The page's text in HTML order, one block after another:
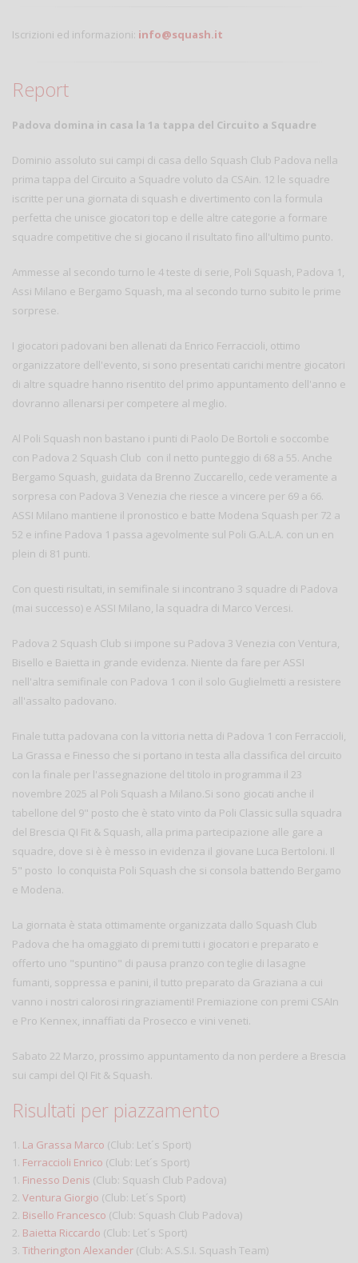
Iscrizioni ed informazioni: info@squash.it
Report
Padova domina in casa la 1a tappa del Circuito a Squadre
Dominio assoluto sui campi di casa dello Squash Club Padova nella
prima tappa del Circuito a Squadre voluto da CSAin. 12 le squadre
iscritte per una giornata di squash e divertimento con la formula
perfetta che unisce giocatori top e delle altre categorie a formare
squadre competitive che si giocano il risultato fino all'ultimo punto.
Ammesse al secondo turno le 4 teste di serie, Poli Squash, Padova 1,
Assi Milano e Bergamo Squash, ma al secondo turno subito le prime
sorprese.
I giocatori padovani ben allenati da Enrico Ferraccioli, ottimo
organizzatore dell'evento, si sono presentati carichi mentre giocatori
di altre squadre hanno risentito del primo appuntamento dell'anno e
dovranno allenarsi per competere al meglio.
Al Poli Squash non bastano i punti di Paolo De Bortoli e soccombe
con Padova 2 Squash Club con il netto punteggio di 68 a 55. Anche
Bergamo Squash, guidata da Brenno Zuccarello, cede veramente a
sorpresa con Padova 3 Venezia che riesce a vincere per 69 a 66.
ASSI Milano mantiene il pronostico e batte Modena Squash per 72 a
52 e infine Padova 1 passa agevolmente sul Poli G.A.L.A. con un en
plein di 81 punti.
Con questi risultati, in semifinale si incontrano 3 squadre di Padova
(mai successo) e ASSI Milano, la squadra di Marco Vercesi.
Padova 2 Squash Club si impone su Padova 3 Venezia con Ventura,
Bisello e Baietta in grande evidenza. Niente da fare per ASSI
nell'altra semifinale con Padova 1 con il solo Guglielmetti a resistere
all'assalto padovano.
Finale tutta padovana con la vittoria netta di Padova 1 con Ferraccioli,
La Grassa e Finesso che si portano in testa alla classifica del circuito
con la finale per l'assegnazione del titolo in programma il 23
novembre 2025 al Poli Squash a Milano.Si sono giocati anche il
tabellone del 9" posto che è stato vinto da Poli Classic sulla squadra
del Brescia QI Fit & Squash, alla prima partecipazione alle gare a
squadre, dove si è è messo in evidenza il giovane Luca Bertoloni. Il
5" posto lo conquista Poli Squash che si consola battendo Bergamo
e Modena.
La giornata è stata ottimamente organizzata dallo Squash Club
Padova che ha omaggiato di premi tutti i giocatori e preparato e
offerto uno "spuntino" di pausa pranzo con teglie di lasagne
fumanti, soppressa e panini, il tutto preparato da Graziana a cui
vanno i nostri calorosi ringraziamenti! Premiazione con premi CSAIn
e Pro Kennex, innaffiati da Prosecco e vini veneti.
Sabato 22 Marzo, prossimo appuntamento da non perdere a Brescia
sui campi del QI Fit & Squash.
Risultati per piazzamento
1. La Grassa Marco (Club: Let´s Sport)
1. Ferraccioli Enrico (Club: Let´s Sport)
1. Finesso Denis (Club: Squash Club Padova)
2. Ventura Giorgio (Club: Let´s Sport)
2. Bisello Francesco (Club: Squash Club Padova)
2. Baietta Riccardo (Club: Let´s Sport)
3. Titherington Alexander (Club: A.S.S.I. Squash Team)